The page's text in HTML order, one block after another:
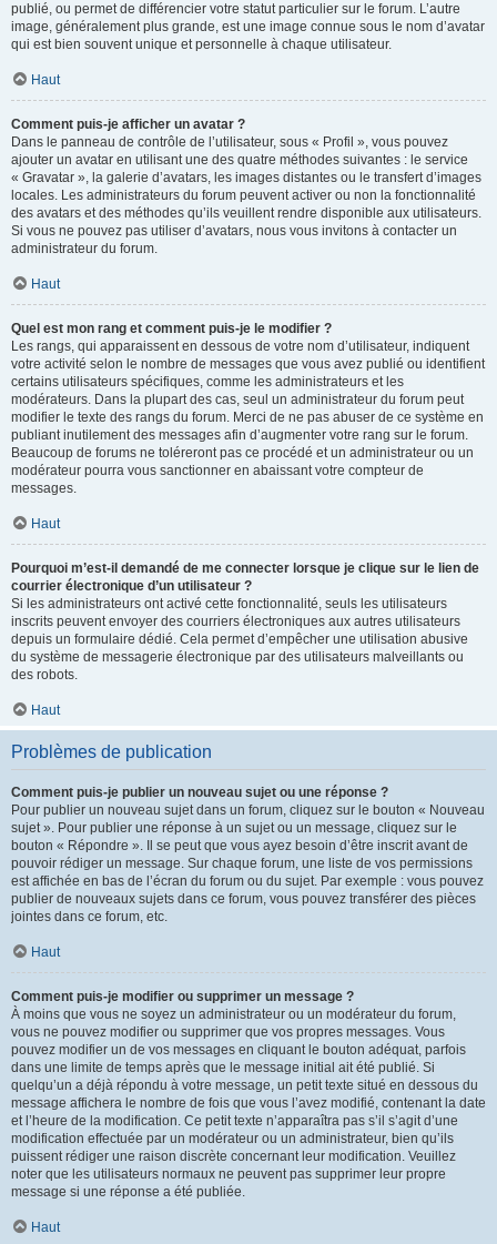
publié, ou permet de différencier votre statut particulier sur le forum. L’autre
image, généralement plus grande, est une image connue sous le nom d’avatar
qui est bien souvent unique et personnelle à chaque utilisateur.
Haut
Comment puis-je afficher un avatar ?
Dans le panneau de contrôle de l’utilisateur, sous « Profil », vous pouvez
ajouter un avatar en utilisant une des quatre méthodes suivantes : le service
« Gravatar », la galerie d’avatars, les images distantes ou le transfert d’images
locales. Les administrateurs du forum peuvent activer ou non la fonctionnalité
des avatars et des méthodes qu’ils veuillent rendre disponible aux utilisateurs.
Si vous ne pouvez pas utiliser d’avatars, nous vous invitons à contacter un
administrateur du forum.
Haut
Quel est mon rang et comment puis-je le modifier ?
Les rangs, qui apparaissent en dessous de votre nom d’utilisateur, indiquent
votre activité selon le nombre de messages que vous avez publié ou identifient
certains utilisateurs spécifiques, comme les administrateurs et les
modérateurs. Dans la plupart des cas, seul un administrateur du forum peut
modifier le texte des rangs du forum. Merci de ne pas abuser de ce système en
publiant inutilement des messages afin d’augmenter votre rang sur le forum.
Beaucoup de forums ne toléreront pas ce procédé et un administrateur ou un
modérateur pourra vous sanctionner en abaissant votre compteur de
messages.
Haut
Pourquoi m’est-il demandé de me connecter lorsque je clique sur le lien de
courrier électronique d’un utilisateur ?
Si les administrateurs ont activé cette fonctionnalité, seuls les utilisateurs
inscrits peuvent envoyer des courriers électroniques aux autres utilisateurs
depuis un formulaire dédié. Cela permet d’empêcher une utilisation abusive
du système de messagerie électronique par des utilisateurs malveillants ou
des robots.
Haut
Problèmes de publication
Comment puis-je publier un nouveau sujet ou une réponse ?
Pour publier un nouveau sujet dans un forum, cliquez sur le bouton « Nouveau
sujet ». Pour publier une réponse à un sujet ou un message, cliquez sur le
bouton « Répondre ». Il se peut que vous ayez besoin d’être inscrit avant de
pouvoir rédiger un message. Sur chaque forum, une liste de vos permissions
est affichée en bas de l’écran du forum ou du sujet. Par exemple : vous pouvez
publier de nouveaux sujets dans ce forum, vous pouvez transférer des pièces
jointes dans ce forum, etc.
Haut
Comment puis-je modifier ou supprimer un message ?
À moins que vous ne soyez un administrateur ou un modérateur du forum,
vous ne pouvez modifier ou supprimer que vos propres messages. Vous
pouvez modifier un de vos messages en cliquant le bouton adéquat, parfois
dans une limite de temps après que le message initial ait été publié. Si
quelqu’un a déjà répondu à votre message, un petit texte situé en dessous du
message affichera le nombre de fois que vous l’avez modifié, contenant la date
et l’heure de la modification. Ce petit texte n’apparaîtra pas s’il s’agit d’une
modification effectuée par un modérateur ou un administrateur, bien qu’ils
puissent rédiger une raison discrète concernant leur modification. Veuillez
noter que les utilisateurs normaux ne peuvent pas supprimer leur propre
message si une réponse a été publiée.
Haut